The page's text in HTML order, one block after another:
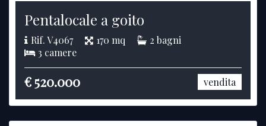
Previous Next
Pentalocale a goito
Rif. V4067 170 mq
2 bagni
3 camere
€ 520.000 vendita